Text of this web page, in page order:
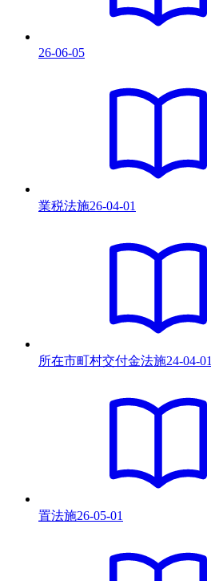
26-06-05
業税法施26-04-01
所在市町村交付金法施24-04-01
置法施26-05-01